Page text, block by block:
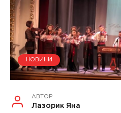
НОВИНИ
АВТОР
Лазорик Яна